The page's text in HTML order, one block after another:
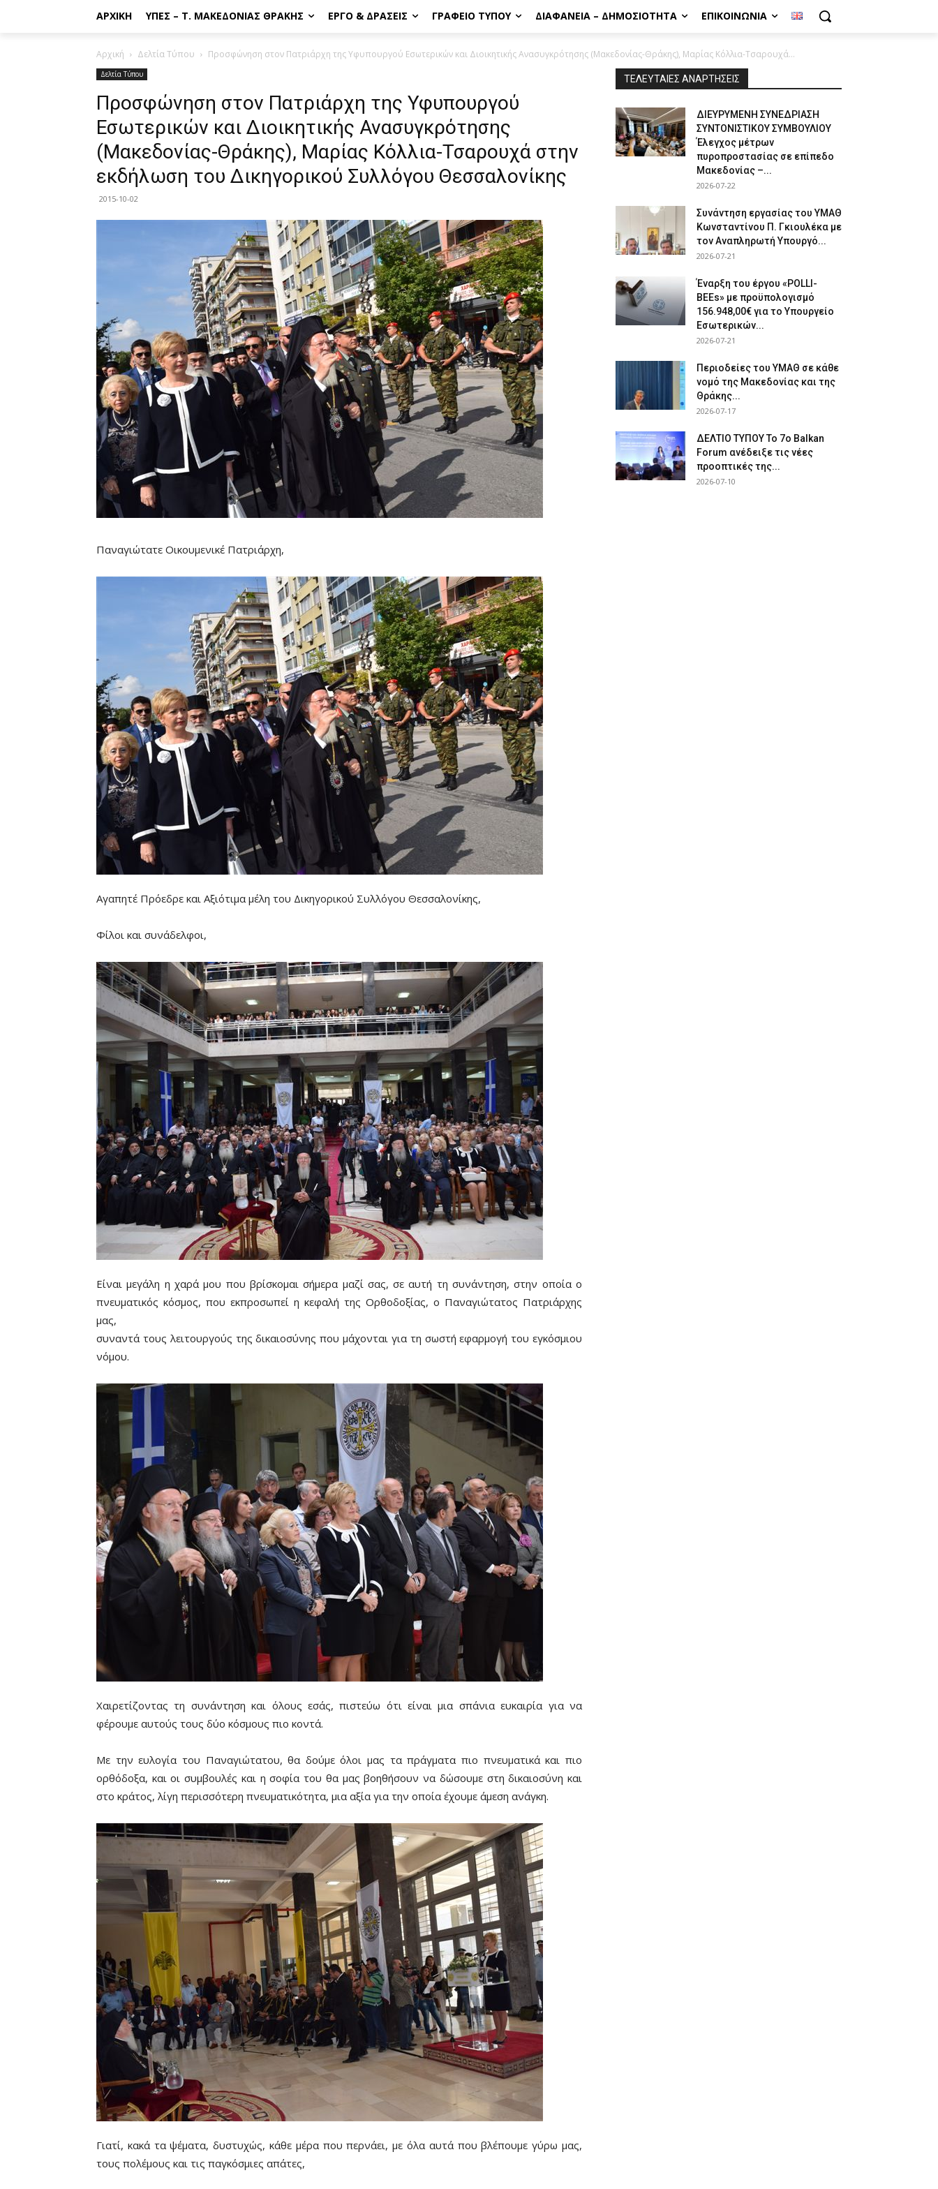
ΑΡΧΙΚΉ ΥΠΕΣ – Τ. ΜΑΚΕΔΟΝΊΑΣ ΘΡΆΚΗΣ ΈΡΓΟ & ΔΡΆΣΕΙΣ ΓΡΑΦΕΊΟ ΤΎΠΟΥ ΔΙΑΦΆΝΕΙΑ – ΔΗΜΟΣΙΌΤΗΤΑ ΕΠΙΚΟΙΝΩΝΊΑ
Αρχική Δελτία Τύπου Προσφώνηση στον Πατριάρχη της Υφυπουργού Εσωτερικών και Διοικητικής Ανασυγκρότησης (Μακεδονίας-Θράκης), Μαρίας Κόλλια-Τσαρουχά...
Δελτία Τύπου
Προσφώνηση στον Πατριάρχη της Υφυπουργού
Εσωτερικών και Διοικητικής Ανασυγκρότησης
(Μακεδονίας-Θράκης), Μαρίας Κόλλια-Τσαρουχά στην
εκδήλωση του Δικηγορικού Συλλόγου Θεσσαλονίκης
2015-10-02
Παναγιώτατε Οικουμενικέ Πατριάρχη,
Αγαπητέ Πρόεδρε και Αξιότιμα μέλη του Δικηγορικού Συλλόγου Θεσσαλονίκης,
Φίλοι και συνάδελφοι,
Είναι μεγάλη η χαρά μου που βρίσκομαι σήμερα μαζί σας, σε αυτή τη συνάντηση, στην οποία ο
πνευματικός κόσμος, που εκπροσωπεί η κεφαλή της Ορθοδοξίας, ο Παναγιώτατος Πατριάρχης
μας,
συναντά τους λειτουργούς της δικαιοσύνης που μάχονται για τη σωστή εφαρμογή του εγκόσμιου
νόμου.
Χαιρετίζοντας τη συνάντηση και όλους εσάς, πιστεύω ότι είναι μια σπάνια ευκαιρία για να
φέρουμε αυτούς τους δύο κόσμους πιο κοντά.
Με την ευλογία του Παναγιώτατου, θα δούμε όλοι μας τα πράγματα πιο πνευματικά και πιο
ορθόδοξα, και οι συμβουλές και η σοφία του θα μας βοηθήσουν να δώσουμε στη δικαιοσύνη και
στο κράτος, λίγη περισσότερη πνευματικότητα, μια αξία για την οποία έχουμε άμεση ανάγκη.
Γιατί, κακά τα ψέματα, δυστυχώς, κάθε μέρα που περνάει, με όλα αυτά που βλέπουμε γύρω μας,
τους πολέμους και τις παγκόσμιες απάτες,
ΤΕΛΕΥΤΑΙΕΣ ΑΝΑΡΤΗΣΕΙΣ
ΔΙΕΥΡΥΜΕΝΗ ΣΥΝΕΔΡΙΑΣΗ
ΣΥΝΤΟΝΙΣΤΙΚΟΥ ΣΥΜΒΟΥΛΙΟΥ
Έλεγχος μέτρων
πυροπροστασίας σε επίπεδο
Μακεδονίας –...
2026-07-22
Συνάντηση εργασίας του ΥΜΑΘ
Κωνσταντίνου Π. Γκιουλέκα με
τον Αναπληρωτή Υπουργό...
2026-07-21
Έναρξη του έργου «POLLI-
BEEs» με προϋπολογισμό
156.948,00€ για το Υπουργείο
Εσωτερικών...
2026-07-21
Περιοδείες του ΥΜΑΘ σε κάθε
νομό της Μακεδονίας και της
Θράκης...
2026-07-17
ΔΕΛΤΙΟ ΤΥΠΟΥ Το 7ο Balkan
Forum ανέδειξε τις νέες
προοπτικές της...
2026-07-10